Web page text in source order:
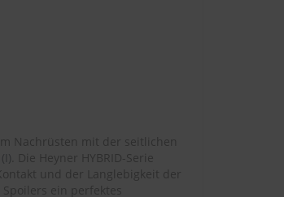
Nachrüsten mit der seitlichen
. Die Heyner HYBRID-Serie
und der Langlebigkeit der
ein perfektes